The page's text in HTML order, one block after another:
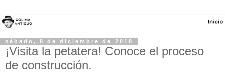
sábado, 8 de diciembre de 2018
¡Visita la petatera! Conoce el proceso
de construcción.